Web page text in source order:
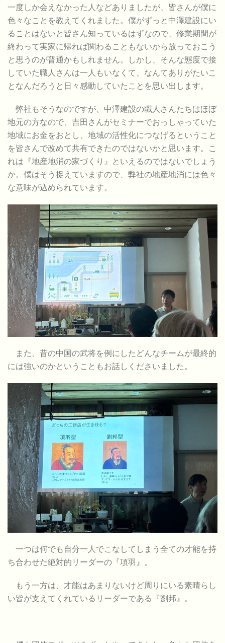
一度しか会えなかった人などありましたが、皆さんが僕に
色々なことを教えてくれました。僕がずっと中澤建設にい
ることはないと皆さん知っているはずなので、修業期間が
終わって実家に帰れば関わることもないから放っておこう
と思うのが普通かもしれません。しかし、そんな態度で接
していた職人さんは一人もいなくて、なんてありがたいこ
となんだろうと日々感動していたことを思い出します。
弊社もそうなのですが、中澤建設の職人さんたちはほぼ
地元の方なので、吉田さんがセミナーでおっしゃっていた
地域にお金をおとし、地域の活性化につなげるということ
を皆さんで改めて共有できたのではないかと思います。こ
れは『地産地消の家づくり』といえるのではないでしょう
か。僕はそう捉えていますので、弊社の地産地消には色々
な意味が込められています。
また、昔の中国の武将を例にしたどんなチームが最終的
には強いのかということもお話しくださいました。
一つは何でも自分一人でこなしてしまう全ての才能を持
ち合わせた絶対的リーダーの『項羽』。
もう一方は、才能はあまりないけど周りにいる素晴らし
い皆が支えてくれているリーダーである『劉邦』。